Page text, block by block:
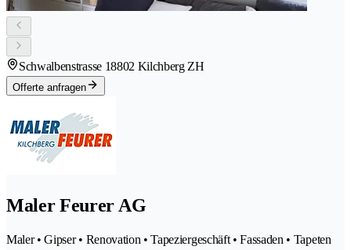
Schwalbenstrasse 18802 Kilchberg ZH
Offerte anfragen
Maler Feurer AG
Maler • Gipser • Renovation • Tapeziergeschäft • Fassaden • Tapeten